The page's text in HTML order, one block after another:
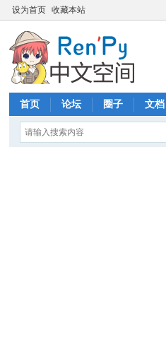
设为首页 收藏本站
首页 论坛 圈子 文档